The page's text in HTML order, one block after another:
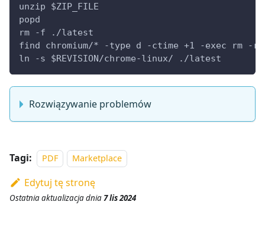
unzip $ZIP_FILE
popd
rm -f ./latest
find chromium/* -type d -ctime +1 -exec rm
ln -s $REVISION/chrome-linux/ ./latest
Rozwiązywanie problemów
Tagi: PDF Marketplace
Edytuj tę stronę
Ostatnia aktualizacjadnia7 lis 2024